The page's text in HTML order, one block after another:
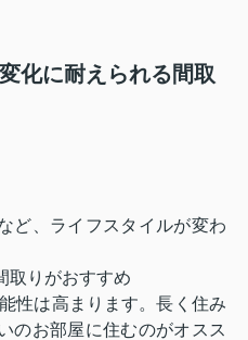
化に耐えられる間取
ど、ライフスタイルが変わ
取りがおすすめ
性は高まります。長く住み
のお部屋に住むのがオスス